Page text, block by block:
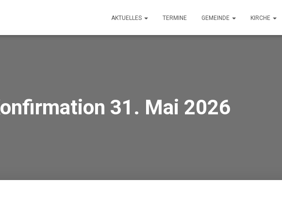
AKTUELLES TERMINE GEMEINDE KIRCHE
31. Mai 2026